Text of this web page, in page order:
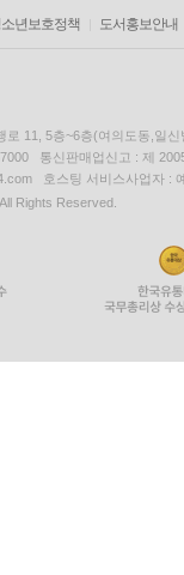
년보호정책 도서홍보안내
로 11, 5층~6층(여의도동,일신
통신판매업신고 : 제
호스팅 서비스사업자 :
Rights Reserved.